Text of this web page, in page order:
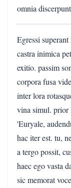
omnia
Egressi
castra inimica
exitio. passim
corpora fusa
inter lora
vina simul. prior
'Euryale,
hac iter est. tu,
a tergo possit,
haec ego vasta
sic memorat